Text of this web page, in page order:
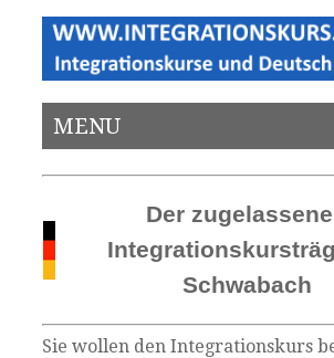
MENU
Der
Schwabach
Sie wollen den Integrationskurs